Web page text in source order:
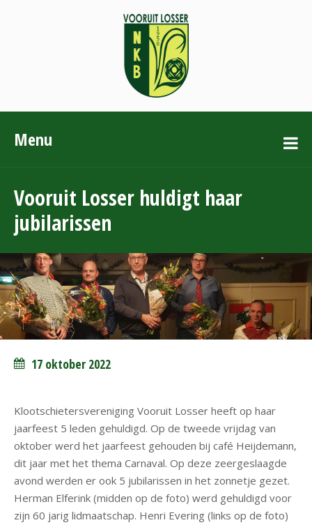
Menu
Vooruit Losser huldigt haar
jubilarissen
17 oktober 2022
Klootschietersvereniging Vooruit Losser heeft op haar
jaarfeest 5 leden gehuldigd. Op de tweede vrijdag van
oktober werd het jaarfeest gehouden bij café Heijdemann,
dit jaar met het thema Carnaval. Op deze zeergeslaagde
avond werden er ook 5 jubilarissen in het zonnetje gezet.
Herman Elferink (midden op de foto) werd gehuldigd voor
zijn 60 jarig lidmaatschap. Henri Evering (links op de foto)